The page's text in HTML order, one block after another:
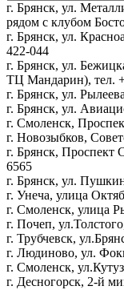
г. Брянск, ул.
рядом с клубом
г. Брянск, ул.
422-044
г. Брянск, ул.
ТЦ Мандарин), тел.
г. Брянск, ул.
г. Брянск, ул.
г. Смоленск,
г. Новозыбков,
г. Брянск, Проспект
6565
г. Брянск, ул.
г. Унеча, улица
г. Смоленск, улица
г. Почеп,
г. Трубчевск,
г. Людиново, ул.
г. Смоленск,
г. Десногорск, 2-й